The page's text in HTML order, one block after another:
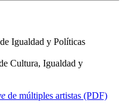
Igualdad y Políticas
Cultura, Igualdad y
de múltiples artistas (PDF)